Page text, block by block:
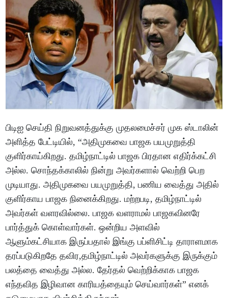
பிடிஐ செய்தி நிறுவனத்துக்கு முதலமைச்சர் முக ஸ்டாலின்
அளித்த பேட்டியில், “அதிமுகவை பாஜக பயமுறுத்தி
குளிர்காய்கிறது. தமிழ்நாட்டில் பாஜக பிரதான எதிர்க்கட்சி
அல்ல. சொந்தக்காலில் நின்று அவர்களால் வெற்றி பெற
முடியாது. அதிமுகவை பயமுறுத்தி, பணிய வைத்து அதில்
குளிர்காய பாஜக நினைக்கிறது. மற்றபடி, தமிழ்நாட்டில்
அவர்கள் வளரவில்லை. பாஜக வளராமல் பாஜகவினரே
பார்த்துக் கொள்வார்கள். ஒன்றிய அளவில்
ஆளும்கட்சியாக இருப்பதால் இங்கு பப்ளிசிட்டி தாராளமாக
தரப்படுகிறதே தவிர,தமிழ்நாட்டில் அவர்களுக்கு இருக்கும்
பலத்தை வைத்து அல்ல. தேர்தல் வெற்றிக்காக பாஜக
எந்தவித இழிவான காரியத்தையும் செய்வார்கள்” எனக்